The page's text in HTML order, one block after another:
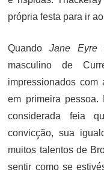
própria festa para ir
QuandoJane Eyre
masculino de
impressionados com
em primeira
considerada feia
convicção, sua
muitos talentos de
sentir como se